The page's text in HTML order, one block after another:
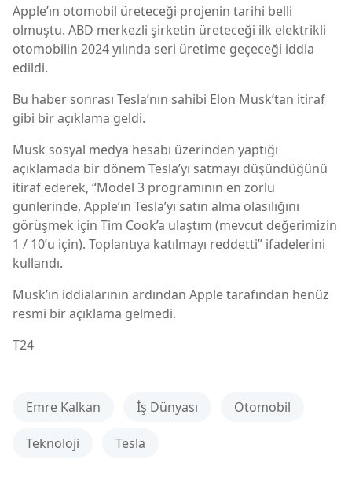
Apple’ın otomobil üreteceği projenin tarihi belli
olmuştu. ABD merkezli şirketin üreteceği ilk elektrikli
otomobilin 2024 yılında seri üretime geçeceği iddia
edildi.
Bu haber sonrası Tesla’nın sahibi Elon Musk’tan itiraf
gibi bir açıklama geldi.
Musk sosyal medya hesabı üzerinden yaptığı
açıklamada bir dönem Tesla’yı satmayı düşündüğünü
itiraf ederek, “Model 3 programının en zorlu
günlerinde, Apple’ın Tesla’yı satın alma olasılığını
görüşmek için Tim Cook’a ulaştım (mevcut değerimizin
1 / 10’u için). Toplantıya katılmayı reddetti” ifadelerini
kullandı.
Musk’ın iddialarının ardından Apple tarafından henüz
resmi bir açıklama gelmedi.
T24
Emre Kalkan İş Dünyası Otomobil
Teknoloji Tesla